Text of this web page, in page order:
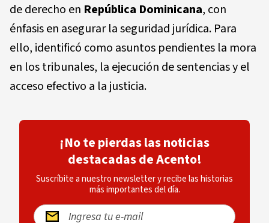
de derecho en República Dominicana, con
énfasis en asegurar la seguridad jurídica. Para
ello, identificó como asuntos pendientes la mora
en los tribunales, la ejecución de sentencias y el
acceso efectivo a la justicia.
¡No te pierdas las noticias
destacadas de Acento!
Suscríbite a nuestro newsletter y recibe las historias
más importantes del día.